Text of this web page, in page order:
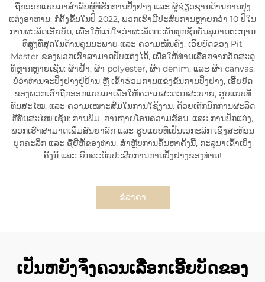
ຖືກອອກແບບມາສຳລັບຜູ້ທີ່ຮັກການປິ້ງຢາງ ແລະ ຜູ້ຊ່ຽວຊານດ້ານການປຸງ
ແຕ່ງອາຫານ. ກໍ່ຕັ້ງຂຶ້ນໃນປີ 2022, ພວກເຮົາມີປະສົບການຫຼາຍກວ່າ 10 ປີໃນ
ການຜະລິດເອີ້ຍບັດ, ເພື່ອໃຫ້ແນ່ໃຈວ່າຜະລິດຕະພັນທຸກຊິ້ນບັນລຸມາດຕະຖານ
ທີ່ສູງທີ່ສຸດໃນດ້ານຄຸນນະພາບ ແລະ ຄວາມໝັ້ນຄົງ. ເອີ້ຍບັດຂອງ Pit
Master ຂອງພວກເຮົາສາມາດປັບແຕ່ງໄດ້, ເພື່ອໃຫ້ທ່ານເລືອກຈາກວັດສະດຸ
ທີ່ຫຼາກຫຼາຍເຊັ່ນ: ຜ້າຝ້າ, ຜ້າ polyester, ຜ້າ denim, ແລະ ຜ້າ canvas.
ບໍ່ວ່າທ່ານຈະປິ້ງຢາງຢູ່ບ້ານ ຫຼື ເຂົ້າຮ່ວມການແຂ່ງຂັນການປິ້ງຢາງ, ເອີ້ຍບັດ
ຂອງພວກເຮົາຖືກອອກແບບມາເພື່ອໃຫ້ຄວາມສະດວກສະບາຍ, ຮູບແບບທີ່
ທັນສະໄໝ, ແລະ ຄວາມເໝາະສົມໃນການໃຊ້ງານ. ດ້ວຍເຕັກນິກການຜະລິດ
ທີ່ທັນສະໄໝ ເຊັ່ນ: ການພິມ, ການຖ່າຍໂອນຄວາມຮ້ອນ, ແລະ ການປັກແຕ່ງ,
ພວກເຮົາສາມາດເພີ່ມສັນຍາລັກ ແລະ ຮູບແບບທີ່ເປັນເອກະລັກ ເຊິ່ງສະທ້ອນ
ບຸກຄະລິກ ແລະ ຊື່ຍີ່ຫໍ້ຂອງທ່ານ. ສຳຫຼັບການຄົ້ນຫາຄັ້ງນີ້, ກະລຸນາເຂົ້າເບິ່ງ
ຄັ້ງນີ້ ແລະ ຍົກລະດັບປະສົບການການປິ້ງຢາງຂອງທ່ານ!
ຂໍລາຄາ
ເປັນຫຍັງຈຶ່ງຄວນເລືອກເອີ້ຍບັດຂອງ